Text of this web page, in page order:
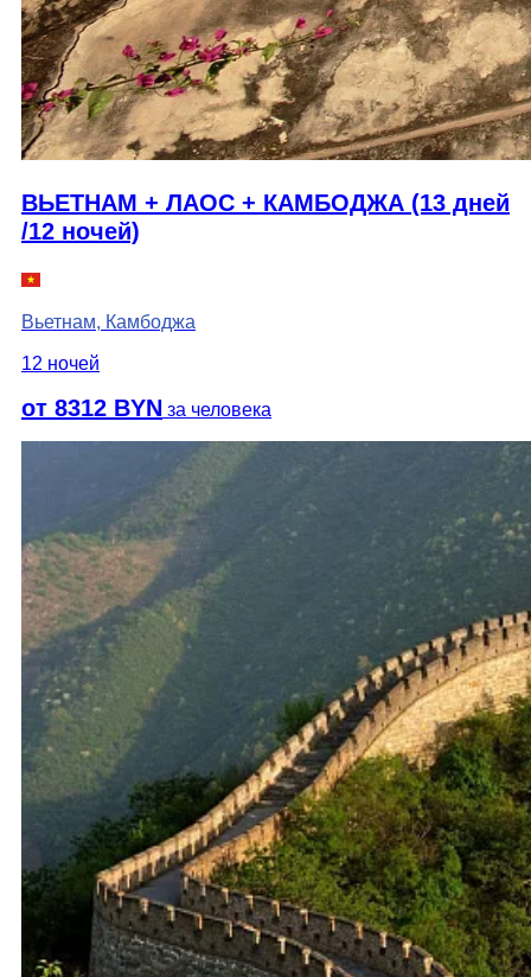
ВЬЕТНАМ + ЛАОС + КАМБОДЖА (13 дней
/12 ночей)
Вьетнам, Камбоджа
12 ночей
от 8312 BYN за человека